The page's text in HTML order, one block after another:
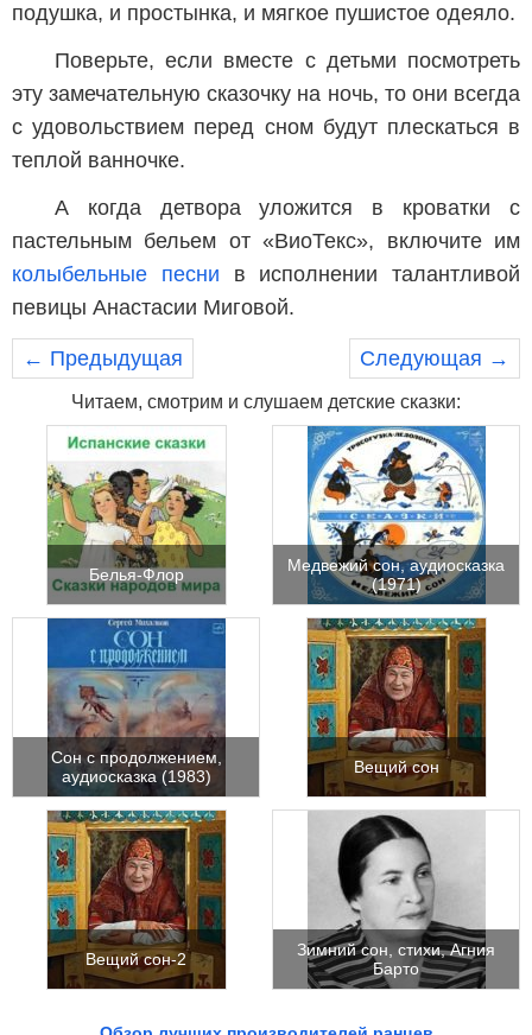
подушка, и простынка, и мягкое пушистое одеяло.
Поверьте, если вместе с детьми посмотреть
эту замечательную сказочку на ночь, то они всегда
с удовольствием перед сном будут плескаться в
теплой ванночке.
А когда детвора уложится в кроватки с
пастельным бельем от «ВиоТекс», включите им
колыбельные песни в исполнении талантливой
певицы Анастасии Миговой.
← Предыдущая Следующая →
Читаем, смотрим и слушаем детские сказки:
Белья-Флор
Медвежий сон, аудиосказка
(1971)
Сон с продолжением,
аудиосказка (1983)
Вещий сон
Вещий сон-2
Зимний сон, стихи, Агния
Барто